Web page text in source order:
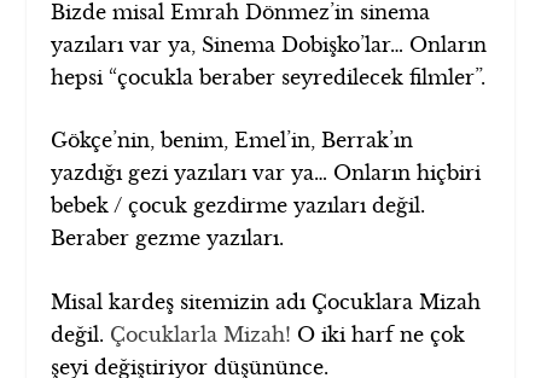
Bizde misal Emrah Dönmez’in sinema
yazıları var ya, Sinema Dobişko’lar… Onların
hepsi “çocukla beraber seyredilecek filmler”.
Gökçe’nin, benim, Emel’in, Berrak’ın
yazdığı gezi yazıları var ya… Onların hiçbiri
bebek / çocuk gezdirme yazıları değil.
Beraber gezme yazıları.
Misal kardeş sitemizin adı Çocuklara Mizah
değil. Çocuklarla Mizah! O iki harf ne çok
şeyi değiştiriyor düşününce.